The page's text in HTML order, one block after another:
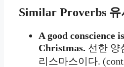
Similar Proverbs 유
A good conscience
Christmas. 선한 양
리스마스이다.